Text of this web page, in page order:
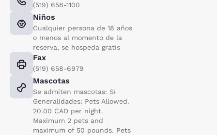
(519) 658-1100
Niños
Cualquier persona de 18 años
o menos al momento de la
reserva, se hospeda gratis
Fax
(519) 658-6979
Mascotas
Se admiten mascotas: Sí
Generalidades: Pets Allowed.
20.00 CAD per night.
Maximum 2 pets and
maximum of 50 pounds. Pets